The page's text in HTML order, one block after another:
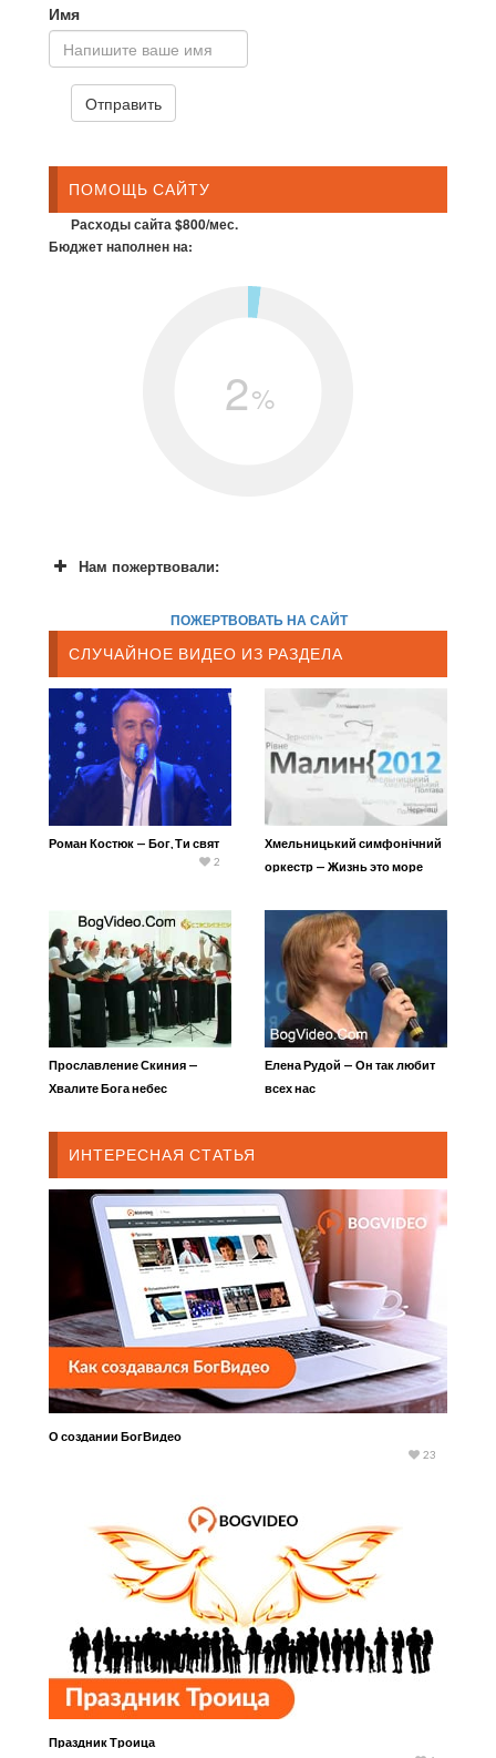
Имя
ПОМОЩЬ САЙТУ
Расходы сайта $800/мес.
Бюджет наполнен на:
2%
Нам пожертвовали:
ПОЖЕРТВОВАТЬ НА САЙТ
СЛУЧАЙНОЕ ВИДЕО ИЗ РАЗДЕЛА
Роман Костюк — Бог, Ти свят
2
Хмельницький симфонічний
оркестр — Жизнь это море
Прославление Скиния —
Хвалите Бога небес
Елена Рудой — Он так любит
всех нас
ИНТЕРЕСНАЯ СТАТЬЯ
О создании БогВидео
23
Праздник Троица